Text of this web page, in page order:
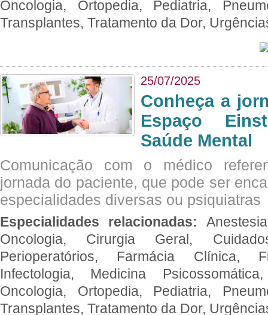
Oncologia, Ortopedia, Pediatria,
Transplantes, Tratamento da Dor,
25/07/2025
Conheça a
Espaço
Saúde Mental
Comunicação com o médico
jornada do paciente, que pode ser
especialidades diversas ou psiquiatras
Especialidades relacionadas:
Oncologia, Cirurgia Geral,
Perioperatórios, Farmácia Clínica,
Infectologia, Medicina
Oncologia, Ortopedia, Pediatria,
Transplantes, Tratamento da Dor,